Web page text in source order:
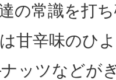
の常識を打
甘辛味のひ
ッツなどが